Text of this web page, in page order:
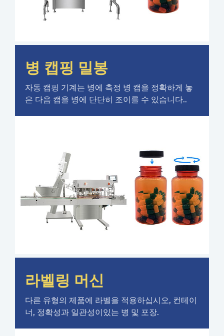
병 캡핑 밀봉
자동 캡핑 기계는 병에 측정 병 캡을 정확하게 놓
은 다음 캡을 병에 단단히 조이를 수 있습니다..
라벨링 머신
다른 유형의 제품에 라벨을 적용하십시오, 컨테이
너, 정확성과 일관성이있는 병 및 포장.